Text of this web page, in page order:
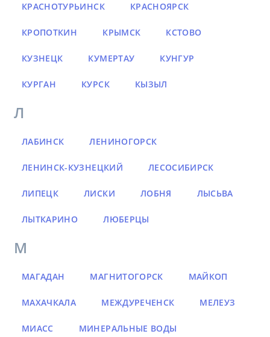
КРАСНОТУРЬИНСК КРАСНОЯРСК
КРОПОТКИН КРЫМСК КСТОВО
КУЗНЕЦК КУМЕРТАУ КУНГУР
КУРГАН КУРСК КЫЗЫЛ
Л
ЛАБИНСК ЛЕНИНОГОРСК
ЛЕНИНСК-КУЗНЕЦКИЙ ЛЕСОСИБИРСК
ЛИПЕЦК ЛИСКИ ЛОБНЯ ЛЫСЬВА
ЛЫТКАРИНО ЛЮБЕРЦЫ
М
МАГАДАН МАГНИТОГОРСК МАЙКОП
МАХАЧКАЛА МЕЖДУРЕЧЕНСК МЕЛЕУЗ
МИАСС МИНЕРАЛЬНЫЕ ВОДЫ